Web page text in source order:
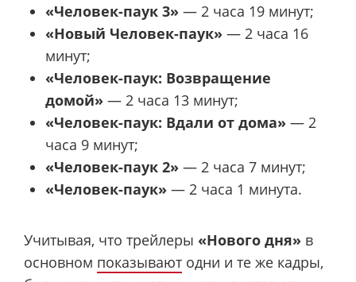
«Человек-паук 3» — 2 часа 19 минут;
«Новый Человек-паук» — 2 часа 16
минут;
«Человек-паук: Возвращение
домой» — 2 часа 13 минут;
«Человек-паук: Вдали от дома» — 2
часа 9 минут;
«Человек-паук 2» — 2 часа 7 минут;
«Человек-паук» — 2 часа 1 минута.
Учитывая, что трейлеры «Нового дня» в
основном показывают одни и те же кадры,